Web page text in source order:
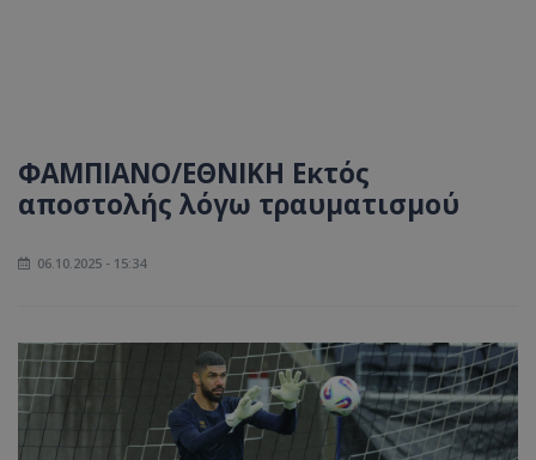
ΦΑΜΠΙΑΝΟ/ΕΘΝΙΚΗ Εκτός
αποστολής λόγω τραυματισμού
06.10.2025 - 15:34